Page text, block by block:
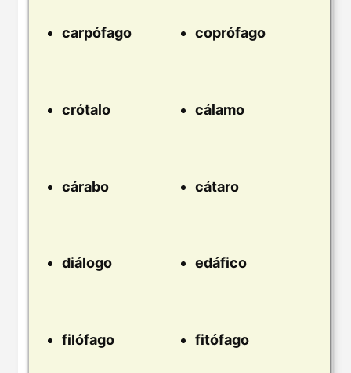
carpófago coprófago
crótalo cálamo
cárabo cátaro
diálogo edáfico
filófago fitófago